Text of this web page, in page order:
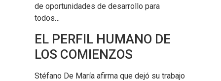
de oportunidades de desarrollo para
todos…
EL PERFIL HUMANO DE
LOS COMIENZOS
Stéfano De María afirma que dejó su trabajo